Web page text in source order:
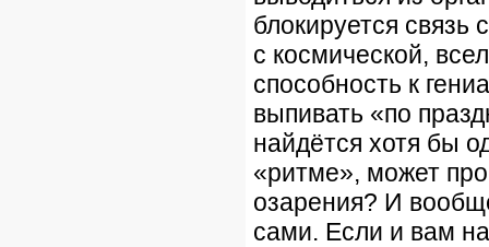
блокируется
с космической,
способность к
выпивать «по
найдётся хотя бы
«ритме», может
озарения? И
сами. Если и вам